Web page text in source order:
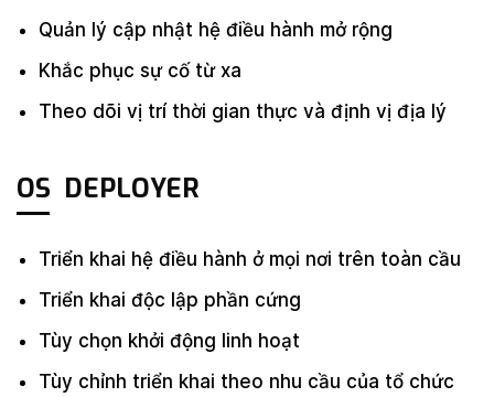
Quản lý cập nhật hệ điều hành mở rộng
Khắc phục sự cố từ xa
Theo dõi vị trí thời gian thực và định vị địa lý
OS DEPLOYER
Triển khai hệ điều hành ở mọi nơi trên toàn cầu
Triển khai độc lập phần cứng
Tùy chọn khởi động linh hoạt
Tùy chỉnh triển khai theo nhu cầu của tổ chức